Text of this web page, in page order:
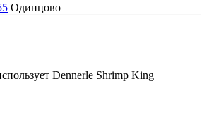
Одинцово
Dennerle Shrimp King